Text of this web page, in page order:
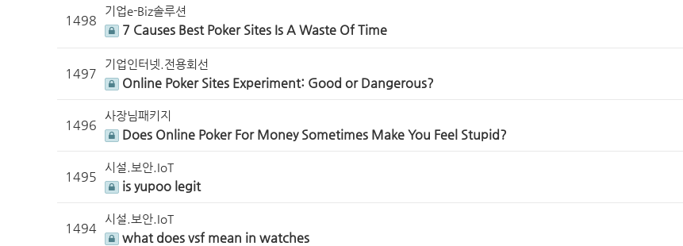
1498
기업e-Biz솔루션
7 Causes Best Poker Sites Is A Waste Of Time
1497
기업인터넷.전용회선
Online Poker Sites Experiment: Good or Dangerous?
1496
사장님패키지
Does Online Poker For Money Sometimes Make You Feel Stupid?
1495
시설.보안.IoT
is yupoo legit
1494
시설.보안.IoT
what does vsf mean in watches